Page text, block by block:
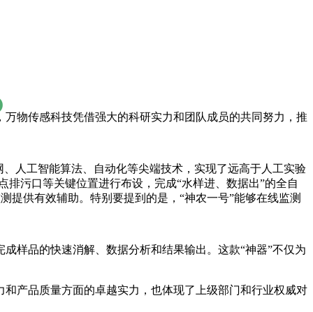
物传感科技凭借强大的科研实力和团队成员的共同努力，推
人工智能算法、自动化等尖端技术，实现了远高于人工实验
污口等关键位置进行布设，完成“水样进、数据出”的全自
提供有效辅助。特别要提到的是，“神农一号”能够在线监测
样品的快速消解、数据分析和结果输出。这款“神器”不仅为
产品质量方面的卓越实力，也体现了上级部门和行业权威对